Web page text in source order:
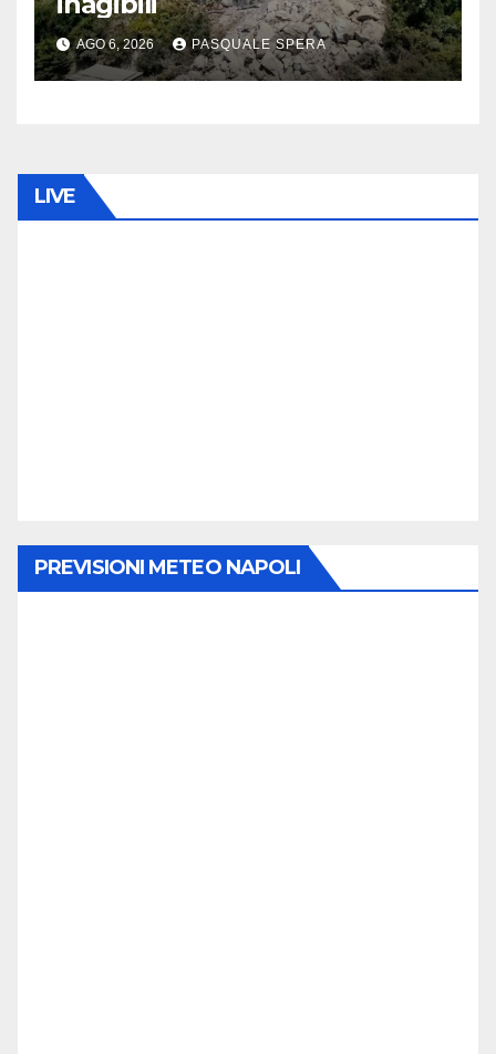
AGO 6, 2026 PASQUALE SPERA
LIVE
PREVISIONI METEO NAPOLI